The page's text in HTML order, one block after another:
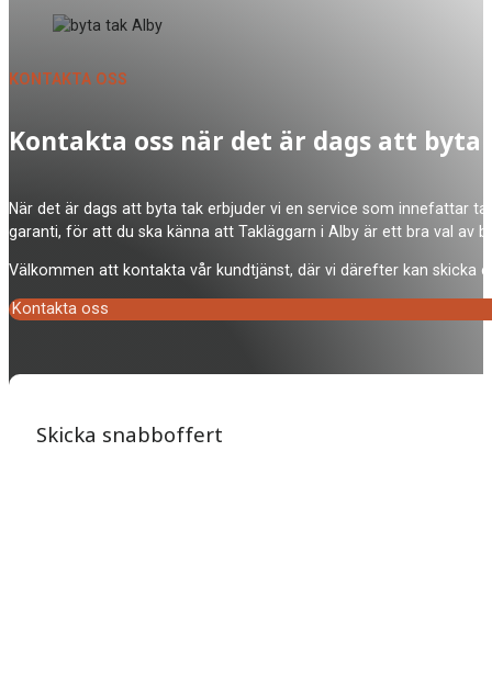
Kontakta oss när det är dags att byta
När det är dags att byta tak erbjuder vi en service som innefattar
garanti, för att du ska känna att Takläggarn i Alby är ett bra val av
Välkommen att kontakta vår kundtjänst, där vi därefter kan
KONTAKTA OSS
Kontakta oss
Skicka snabboffert